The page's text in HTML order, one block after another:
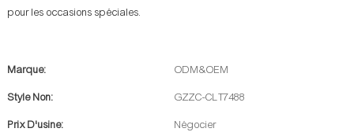
pour les occasions spéciales.
Marque: ODM&OEM
Style Non: GZZC-CLT7488
Prix D'usine: Négocier